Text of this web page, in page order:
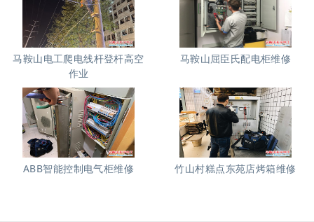
马鞍山电工爬电线杆登杆高空
作业
马鞍山屈臣氏配电柜维修
ABB智能控制电气柜维修 竹山村糕点东苑店烤箱维修